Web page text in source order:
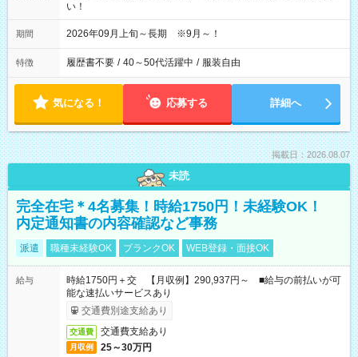
い！
期間 2026年09月上旬～長期 ※9月～！
特徴 履歴書不要 / 40～50代活躍中 / 服装自由
気になる！ 応募する 詳細へ
掲載日：2026.08.07
未読
完全在宅＊4名募集！時給1750円！未経験OK！
内定通知書の内容確認など事務
派遣 職種未経験OK ブランクOK WEB登録・面接OK
給与
時給1750円＋交 【月収例】290,937円～ ■給与の前払いが可
能な速払いサービスあり
交通費別途支給あり
交通費 交通費支給あり
月収例 25～30万円